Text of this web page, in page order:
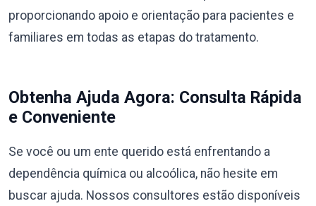
proporcionando apoio e orientação para pacientes e
familiares em todas as etapas do tratamento.
Obtenha Ajuda Agora: Consulta Rápida
e Conveniente
Se você ou um ente querido está enfrentando a
dependência química ou alcoólica, não hesite em
buscar ajuda. Nossos consultores estão disponíveis